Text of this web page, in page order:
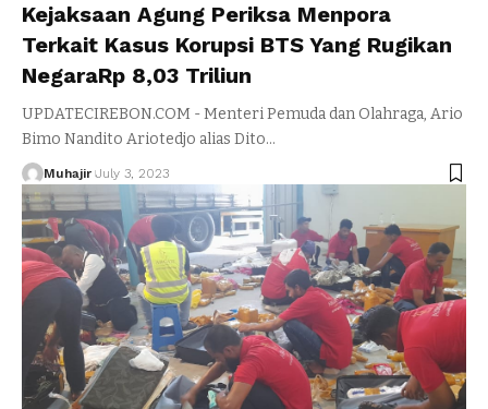
Kejaksaan Agung Periksa Menpora
Terkait Kasus Korupsi BTS Yang Rugikan
NegaraRp 8,03 Triliun
UPDATECIREBON.COM - Menteri Pemuda dan Olahraga, Ario
Bimo Nandito Ariotedjo alias Dito…
Muhajir July 3, 2023